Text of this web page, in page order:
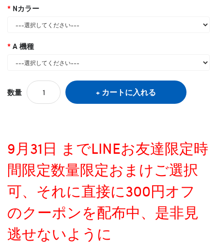
Nカラー
A 機種
数量 カートに入れる
9月31日 までLINEお友達限定時
間限定数量限定おまけご選択
可、それに直接に300円オフ
のクーポンを配布中、是非見
逃せないように